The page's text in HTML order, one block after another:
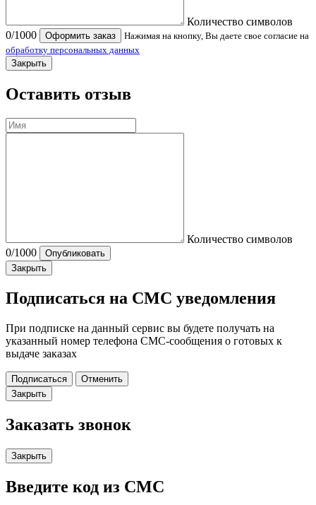
Количество символов
0/1000 Оформить заказ
Нажимая на кнопку, Вы даете свое согласие на
обработку персональных данных
Закрыть
Оставить отзыв
Количество символов
0/1000
Опубликовать
Закрыть
Подписаться на СМС уведомления
При подписке на данный сервис вы будете получать на
указанный номер телефона СМС-сообщения о готовых к
выдаче заказах
Подписаться
Отменить
Закрыть
Заказать звонок
Закрыть
Введите код из СМС